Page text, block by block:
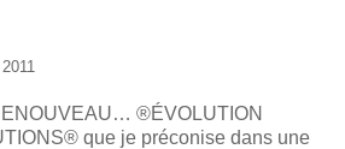
®ÉVOLUTION
que je préconise dans une